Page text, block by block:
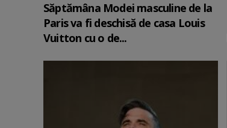
Săptămâna Modei masculine de la
Paris va fi deschisă de casa Louis
Vuitton cu o de...